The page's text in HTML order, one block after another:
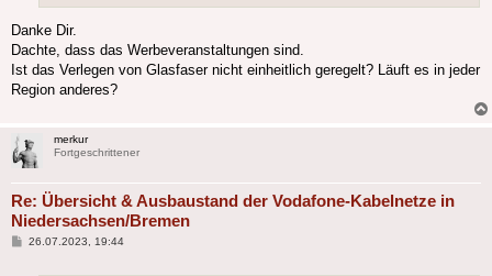
Danke Dir.
Dachte, dass das Werbeveranstaltungen sind.
Ist das Verlegen von Glasfaser nicht einheitlich geregelt? Läuft es in jeder
Region anderes?
merkur
Fortgeschrittener
Re: Übersicht & Ausbaustand der Vodafone-Kabelnetze in
Niedersachsen/Bremen
Beitrag
26.07.2023, 19:44